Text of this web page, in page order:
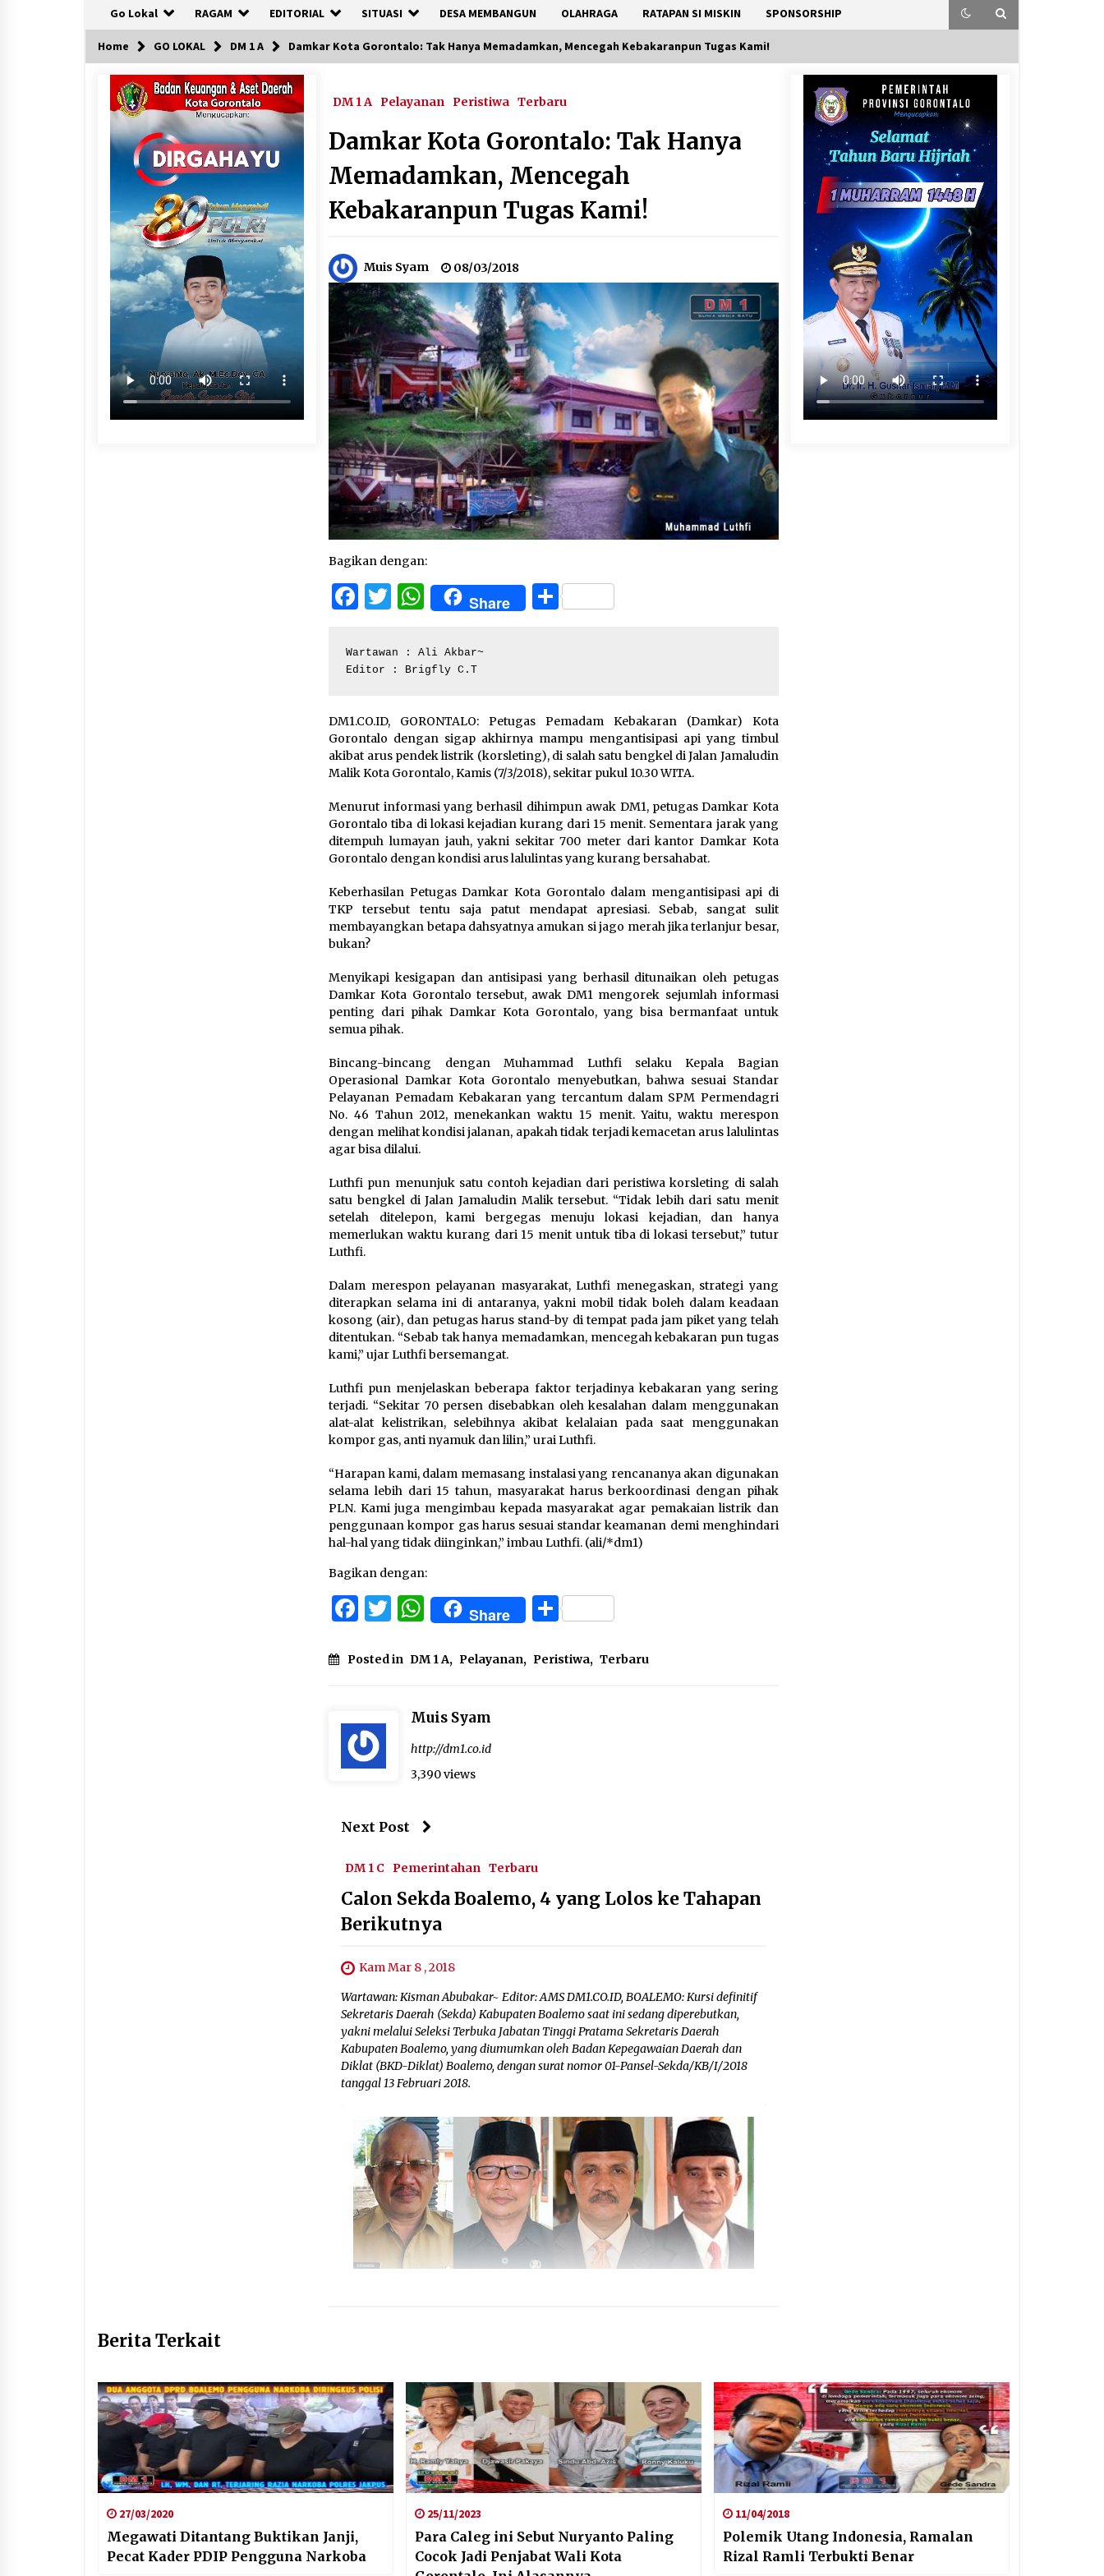
Go Lokal RAGAM EDITORIAL SITUASI DESA MEMBANGUN OLAHRAGA RATAPAN SI MISKIN SPONSORSHIP
Home GO LOKAL DM 1 A Damkar Kota Gorontalo: Tak Hanya Memadamkan, Mencegah Kebakaranpun Tugas Kami!
DM 1 A Pelayanan Peristiwa Terbaru
Damkar Kota Gorontalo: Tak Hanya
Memadamkan, Mencegah
Kebakaranpun Tugas Kami!
Muis Syam 08/03/2018
Bagikan dengan:
Facebook
Twitter
WhatsApp
Share Share
Wartawan : Ali Akbar~
Editor : Brigfly C.T
DM1.CO.ID, GORONTALO: Petugas Pemadam Kebakaran (Damkar) Kota
Gorontalo dengan sigap akhirnya mampu mengantisipasi api yang timbul
akibat arus pendek listrik (korsleting), di salah satu bengkel di Jalan Jamaludin
Malik Kota Gorontalo, Kamis (7/3/2018), sekitar pukul 10.30 WITA.
Menurut informasi yang berhasil dihimpun awak DM1, petugas Damkar Kota
Gorontalo tiba di lokasi kejadian kurang dari 15 menit. Sementara jarak yang
ditempuh lumayan jauh, yakni sekitar 700 meter dari kantor Damkar Kota
Gorontalo dengan kondisi arus lalulintas yang kurang bersahabat.
Keberhasilan Petugas Damkar Kota Gorontalo dalam mengantisipasi api di
TKP tersebut tentu saja patut mendapat apresiasi. Sebab, sangat sulit
membayangkan betapa dahsyatnya amukan si jago merah jika terlanjur besar,
bukan?
Menyikapi kesigapan dan antisipasi yang berhasil ditunaikan oleh petugas
Damkar Kota Gorontalo tersebut, awak DM1 mengorek sejumlah informasi
penting dari pihak Damkar Kota Gorontalo, yang bisa bermanfaat untuk
semua pihak.
Bincang-bincang dengan Muhammad Luthfi selaku Kepala Bagian
Operasional Damkar Kota Gorontalo menyebutkan, bahwa sesuai Standar
Pelayanan Pemadam Kebakaran yang tercantum dalam SPM Permendagri
No. 46 Tahun 2012, menekankan waktu 15 menit. Yaitu, waktu merespon
dengan melihat kondisi jalanan, apakah tidak terjadi kemacetan arus lalulintas
agar bisa dilalui.
Luthfi pun menunjuk satu contoh kejadian dari peristiwa korsleting di salah
satu bengkel di Jalan Jamaludin Malik tersebut. “Tidak lebih dari satu menit
setelah ditelepon, kami bergegas menuju lokasi kejadian, dan hanya
memerlukan waktu kurang dari 15 menit untuk tiba di lokasi tersebut,” tutur
Luthfi.
Dalam merespon pelayanan masyarakat, Luthfi menegaskan, strategi yang
diterapkan selama ini di antaranya, yakni mobil tidak boleh dalam keadaan
kosong (air), dan petugas harus stand-by di tempat pada jam piket yang telah
ditentukan. “Sebab tak hanya memadamkan, mencegah kebakaran pun tugas
kami,” ujar Luthfi bersemangat.
Luthfi pun menjelaskan beberapa faktor terjadinya kebakaran yang sering
terjadi. “Sekitar 70 persen disebabkan oleh kesalahan dalam menggunakan
alat-alat kelistrikan, selebihnya akibat kelalaian pada saat menggunakan
kompor gas, anti nyamuk dan lilin,” urai Luthfi.
“Harapan kami, dalam memasang instalasi yang rencananya akan digunakan
selama lebih dari 15 tahun, masyarakat harus berkoordinasi dengan pihak
PLN. Kami juga mengimbau kepada masyarakat agar pemakaian listrik dan
penggunaan kompor gas harus sesuai standar keamanan demi menghindari
hal-hal yang tidak diinginkan,” imbau Luthfi. (ali/*dm1)
Bagikan dengan:
Facebook
Twitter
WhatsApp
Share Share
Posted in DM 1 A, Pelayanan, Peristiwa, Terbaru
Muis Syam
http://dm1.co.id
3,390 views
Next Post
DM 1 C Pemerintahan Terbaru
Calon Sekda Boalemo, 4 yang Lolos ke Tahapan
Berikutnya
Kam Mar 8 , 2018
Wartawan: Kisman Abubakar~ Editor: AMS DM1.CO.ID, BOALEMO: Kursi definitif
Sekretaris Daerah (Sekda) Kabupaten Boalemo saat ini sedang diperebutkan,
yakni melalui Seleksi Terbuka Jabatan Tinggi Pratama Sekretaris Daerah
Kabupaten Boalemo, yang diumumkan oleh Badan Kepegawaian Daerah dan
Diklat (BKD-Diklat) Boalemo, dengan surat nomor 01-Pansel-Sekda/KB/I/2018
tanggal 13 Februari 2018.
Berita Terkait
27/03/2020
Megawati Ditantang Buktikan Janji,
Pecat Kader PDIP Pengguna Narkoba
25/11/2023
Para Caleg ini Sebut Nuryanto Paling
Cocok Jadi Penjabat Wali Kota
11/04/2018
Polemik Utang Indonesia, Ramalan
Rizal Ramli Terbukti Benar